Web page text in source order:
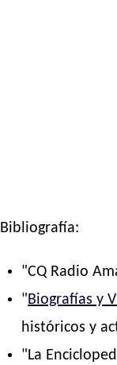
Bibliografía:
"CQ Radio
"Biografías y
históricos y
"La